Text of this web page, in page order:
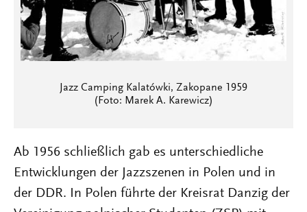
Jazz Camping Kalatówki, Zakopane 1959
(Foto: Marek A. Karewicz)
Ab 1956 schließlich gab es unterschiedliche
Entwicklungen der Jazzszenen in Polen und in
der DDR. In Polen führte der Kreisrat Danzig der